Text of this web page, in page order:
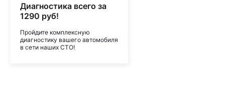
Диагностика всего за
1290 руб!
Пройдите комплексную
диагностику вашего автомобиля
в сети наших СТО!